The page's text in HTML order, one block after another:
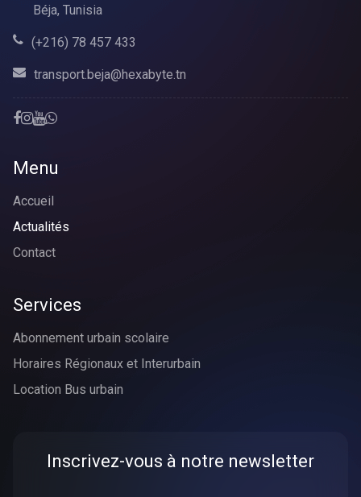
Béja, Tunisia
(+216) 78 457 433
transport.beja@hexabyte.tn
Menu
Accueil
Actualités
Contact
Services
Abonnement urbain scolaire
Horaires Régionaux et Interurbain
Location Bus urbain
Inscrivez-vous à notre newsletter